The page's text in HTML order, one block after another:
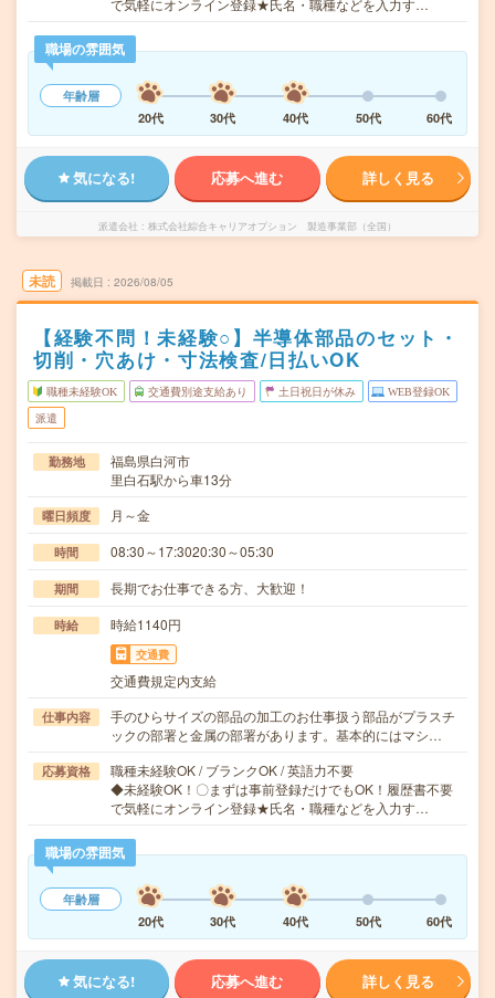
で気軽にオンライン登録★氏名・職種などを入力す…
職場の雰囲気
年齢層
20代
30代 40代 50代 60代
気になる! 応募へ進む 詳しく見る
派遣会社 株式会社綜合キャリアオプション 製造事業部（全国）
未読 掲載日 2026/08/05
【経験不問！未経験○】半導体部品のセット・
切削・穴あけ・寸法検査/日払いOK
職種未経験OK 交通費別途支給あり 土日祝日が休み WEB登録OK
派遣
勤務地
福島県白河市
里白石駅から車13分
曜日頻度 月～金
時間 08:30～17:3020:30～05:30
期間 長期でお仕事できる方、大歓迎！
時給 時給1140円
交通費
交通費規定内支給
仕事内容
手のひらサイズの部品の加工のお仕事扱う部品がプラスチ
ックの部署と金属の部署があります。基本的にはマシ…
応募資格
職種未経験OK / ブランクOK / 英語力不要
◆未経験OK！〇まずは事前登録だけでもOK！履歴書不要
で気軽にオンライン登録★氏名・職種などを入力す…
職場の雰囲気
年齢層
20代
30代 40代 50代 60代
気になる! 応募へ進む 詳しく見る